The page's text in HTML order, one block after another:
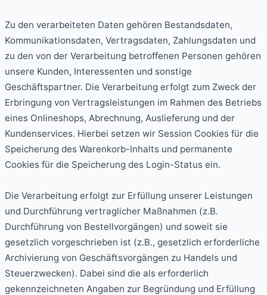
Zu den verarbeiteten Daten gehören Bestandsdaten,
Kommunikationsdaten, Vertragsdaten, Zahlungsdaten und
zu den von der Verarbeitung betroffenen Personen gehören
unsere Kunden, Interessenten und sonstige
Geschäftspartner. Die Verarbeitung erfolgt zum Zweck der
Erbringung von Vertragsleistungen im Rahmen des Betriebs
eines Onlineshops, Abrechnung, Auslieferung und der
Kundenservices. Hierbei setzen wir Session Cookies für die
Speicherung des Warenkorb-Inhalts und permanente
Cookies für die Speicherung des Login-Status ein.
Die Verarbeitung erfolgt zur Erfüllung unserer Leistungen
und Durchführung vertraglicher Maßnahmen (z.B.
Durchführung von Bestellvorgängen) und soweit sie
gesetzlich vorgeschrieben ist (z.B., gesetzlich erforderliche
Archivierung von Geschäftsvorgängen zu Handels und
Steuerzwecken). Dabei sind die als erforderlich
gekennzeichneten Angaben zur Begründung und Erfüllung